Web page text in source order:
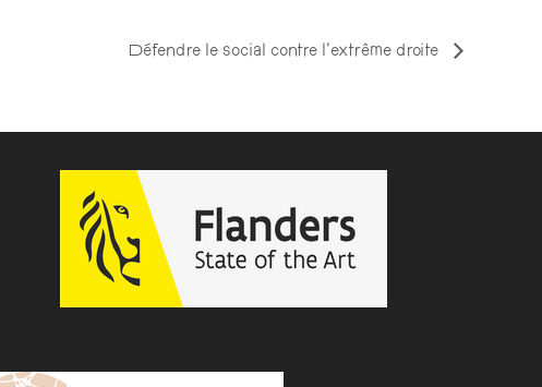
Défendre le social contre l’extrême droite